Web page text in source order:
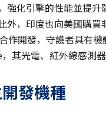
強化引擎的性能並提
外，印度也向美國購
作開發，守護者具有
，其光電、紅外線感測
發機種